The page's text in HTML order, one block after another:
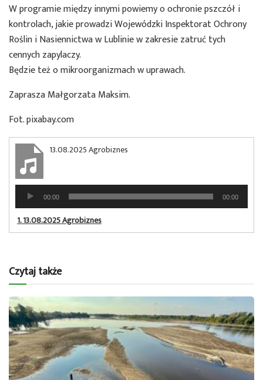
W programie między innymi powiemy o ochronie pszczół i
kontrolach, jakie prowadzi Wojewódzki Inspektorat Ochrony
Roślin i Nasiennictwa w Lublinie w zakresie zatruć tych
cennych zapylaczy.
Będzie też o mikroorganizmach w uprawach.
Zaprasza Małgorzata Maksim.
Fot. pixabay.com
13.08.2025 Agrobiznes
Odtwarzacz
plików
dźwiękowych
00:00 00:00
1.13.08.2025 Agrobiznes
Czytaj także